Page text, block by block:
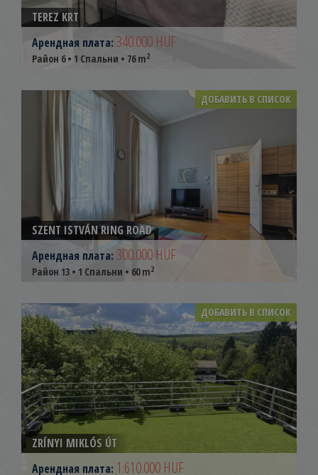
TEREZ KRT
Арендная плата: 340.000 HUF
Район 6 • 1 Спальни • 76 m2
ДОБАВИТЬ В СПИСОК
SZENT ISTVÁN RING ROAD
Арендная плата: 300.000 HUF
Район 13 • 1 Спальни • 60 m2
ДОБАВИТЬ В СПИСОК
ZRÍNYI MIKLÓS ÚT
Арендная плата: 1.610.000 HUF